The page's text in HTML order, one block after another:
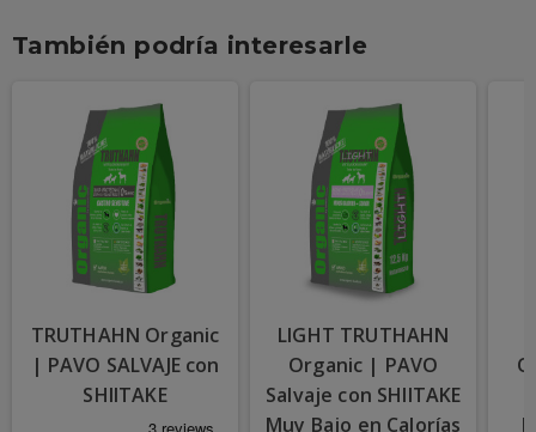
También podría interesarle
TRUTHAHN Organic
| PAVO SALVAJE con
SHIITAKE
LIGHT TRUTHAHN
Organic | PAVO
Salvaje con SHIITAKE
Muy Bajo en Calorías